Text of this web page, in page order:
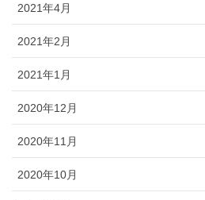
2021年4月
2021年2月
2021年1月
2020年12月
2020年11月
2020年10月